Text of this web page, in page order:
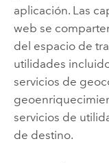
aplicación. Las
web se
del espacio de
utilidades
servicios de
servicios de
de destino.